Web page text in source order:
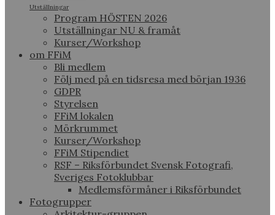
Utställningar
Program HÖSTEN 2026
Utställningar NU & framåt
Kurser/Workshop
om FFiM
Bli medlem
Följ med på en tidsresa med början 1936
GDPR
Styrelsen
FFiM lokalen
Mörkrummet
Kurser/Workshop
FFiM Stipendiet
RSF – Riksförbundet Svensk Fotografi,
Sveriges Fotoklubbar
Medlemsförmåner i Riksförbundet
Fotogrupper